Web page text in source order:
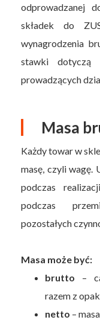
odprowadzanej
składek do
wynagrodzenia
stawki
prowadzących
Masa
Każdy towar w
masę, czyli wagę.
podczas
podczas
pozostałych
Masa może być:
brutto –
razem z
netto –